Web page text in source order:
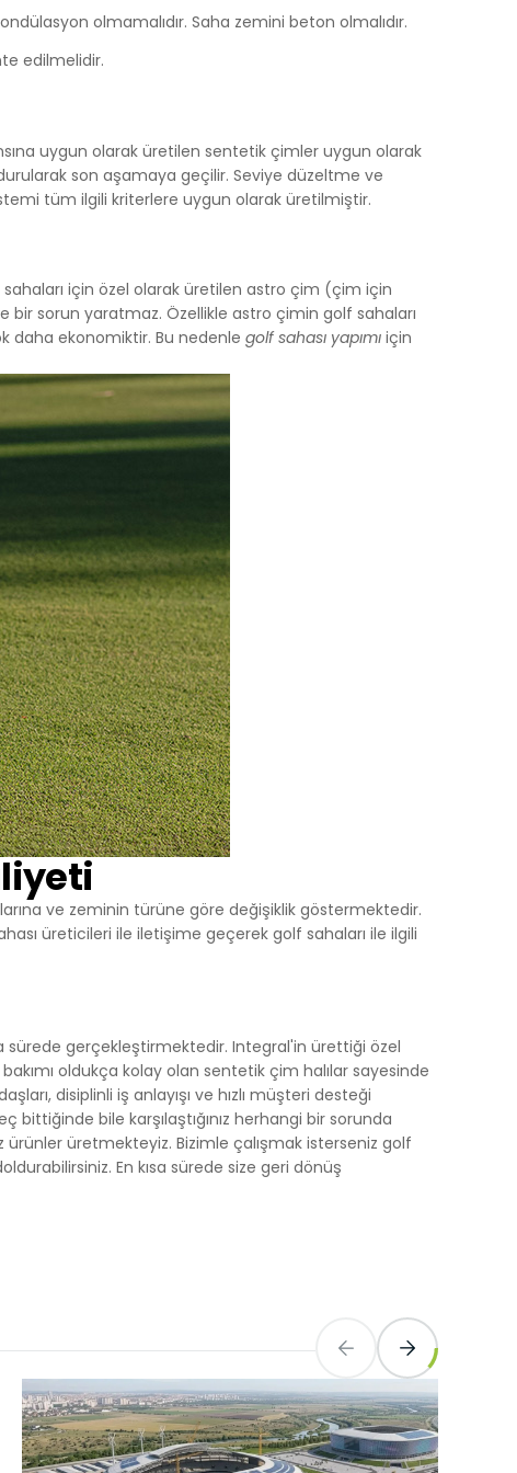
olmamalıdır. Saha zemini beton olmalıdır.
edilmelidir.
uygun olarak üretilen sentetik çimler uygun olarak
son aşamaya geçilir. Seviye düzeltme ve
tüm ilgili kriterlere uygun olarak üretilmiştir.
sahaları için özel olarak üretilen astro çim (çim için
bir sorun yaratmaz. Özellikle astro çimin golf sahaları
daha ekonomiktir. Bu nedenle golf sahası yapımı için
ve zeminin türüne göre değişiklik göstermektedir.
üreticileri ile iletişime geçerek golf sahaları ile ilgili
sürede gerçekleştirmektedir. Integral'in ürettiği özel
oldukça kolay olan sentetik çim halılar sayesinde
disiplinli iş anlayışı ve hızlı müşteri desteği
bittiğinde bile karşılaştığınız herhangi bir sorunda
ürünler üretmekteyiz. Bizimle çalışmak isterseniz golf
En kısa sürede size geri dönüş